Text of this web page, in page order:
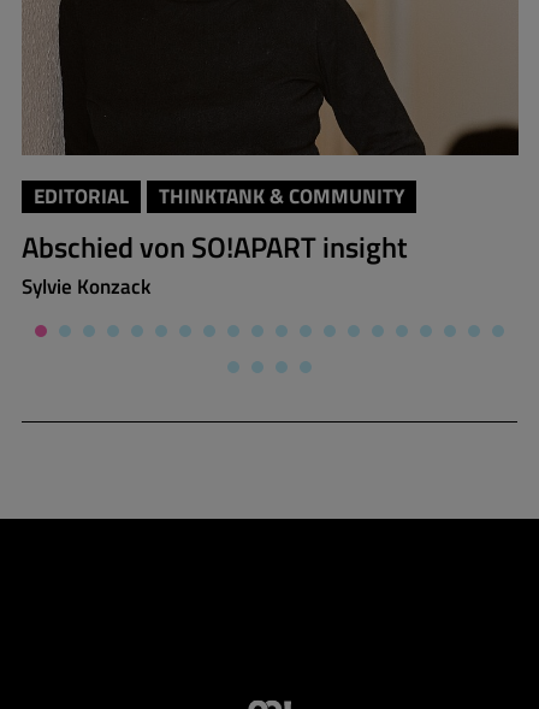
EDITORIAL THINKTANK & COMMUNITY
Abschied von SO!APART insight
Sylvie Konzack